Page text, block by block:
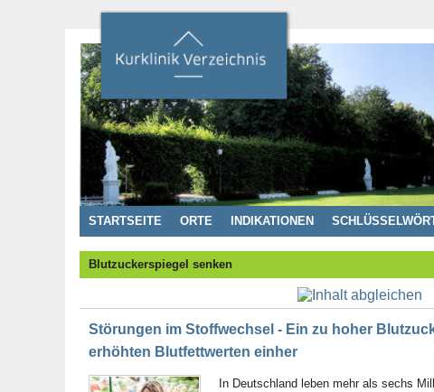
STARTSEITE ORTE INDIKATIONEN
Blutzuckerspiegel senken
Störungen im Stoffwechsel - Ein zu hoher
erhöhten Blutfettwerten einher
In Deutschland leben mehr als sechs